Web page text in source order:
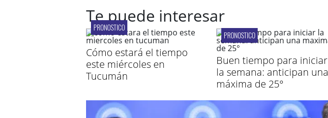
Te puede interesar
PRONOSTICO
Cómo estará el tiempo
este miércoles en
Tucumán
PRONOSTICO
Buen tiempo para iniciar
la semana: anticipan una
máxima de 25°